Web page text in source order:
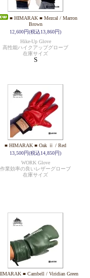
■ HIMARAK ■ Mezcal / Marron
Brown
12,600円(税込13,860円)
Hike-Up Glove
高性能ハイクアップグローブ
在庫サイズ
S
■ HIMARAK ■ Oak ⅱ / Red
13,500円(税込14,850円)
WORK Glove
作業効率の良いレザーグローブ
在庫サイズ
■ Cambell / Viridian Green